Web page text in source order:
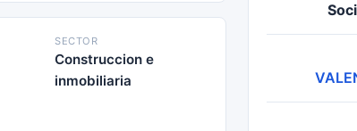
SECTOR
Construccion e
inmobiliaria